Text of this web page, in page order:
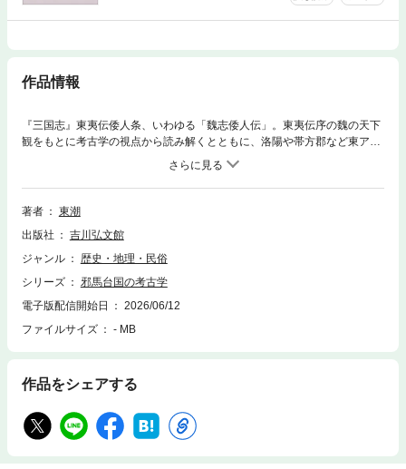
作品情報
『三国志』東夷伝倭人条、いわゆる「魏志倭人伝」。東夷伝序の魏の天下
観をもとに考古学の視点から読み解くとともに、洛陽や帯方郡など東アジ
ア各地でのフィールドワークから東夷伝の世界を再現。邪馬台国の謎に迫
著者
東潮
出版社
吉川弘文館
ジャンル
歴史・地理・民俗
シリーズ
邪馬台国の考古学
電子版配信開始日
2026/06/12
ファイルサイズ
- MB
作品をシェアする